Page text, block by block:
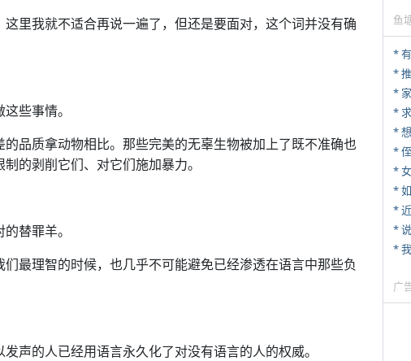
里我就不适合再说一遍了，但还是要面对，这个词并没有确
些事情。
品质拿动物相比。那些完美的无辜生物被加上了既不准确也
的剥削它们、对它们施加暴力。
替罪羊。
最理智的时候，也几乎不可能避免已经渗透在语言中那些负
声的人已经用语言永久化了对没有语言的人的权威。
鱼
*
*
*
*
*
*
*
*
*
广